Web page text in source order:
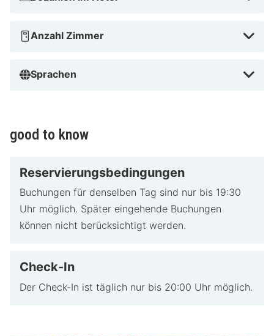
Anzahl Zimmer
Sprachen
good to know
Reservierungsbedingungen
Buchungen für denselben Tag sind nur bis 19:30
Uhr möglich. Später eingehende Buchungen
können nicht berücksichtigt werden.
Check-In
Der Check-In ist täglich nur bis 20:00 Uhr möglich.